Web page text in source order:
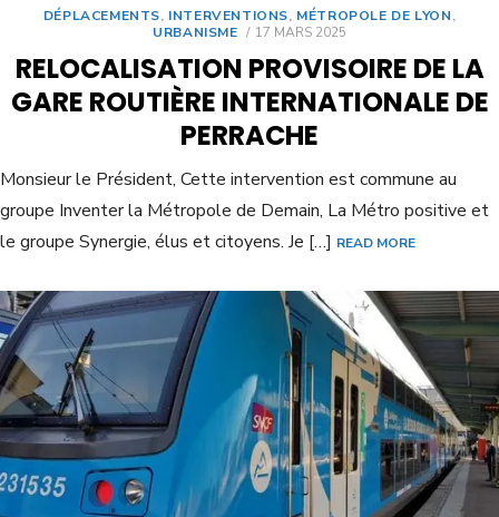
DÉPLACEMENTS, INTERVENTIONS, MÉTROPOLE DE LYON,
URBANISME
17 MARS 2025
RELOCALISATION PROVISOIRE DE LA
GARE ROUTIÈRE INTERNATIONALE DE
PERRACHE
Monsieur le Président, Cette intervention est commune au
groupe Inventer la Métropole de Demain, La Métro positive et
le groupe Synergie, élus et citoyens. Je […] READ MORE